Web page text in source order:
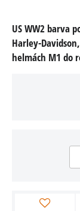
US WW2 barva
Harley-
helmách M1 do